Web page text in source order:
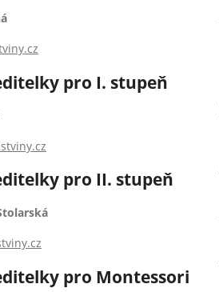
pro I. stupeň
pro II. stupeň
pro Montessori